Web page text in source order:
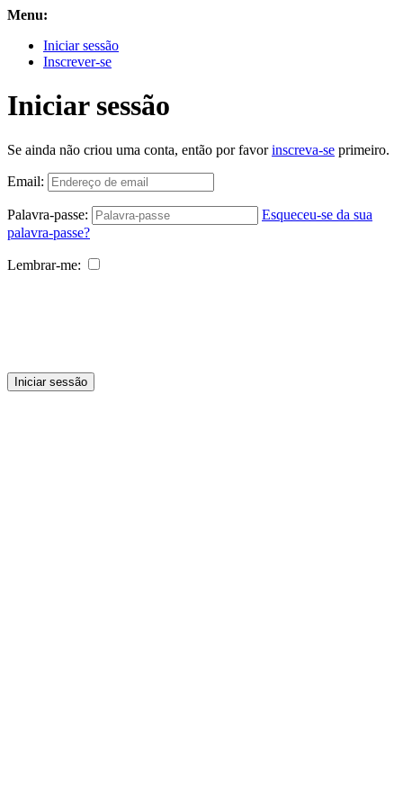
Menu:
Iniciar sessão
Inscrever-se
Iniciar sessão
Se ainda não criou uma conta, então por favorinscreva-se primeiro.
Email:
Palavra-passe:
Esqueceu-se da sua
palavra-passe?
Lembrar-me:
Iniciar sessão